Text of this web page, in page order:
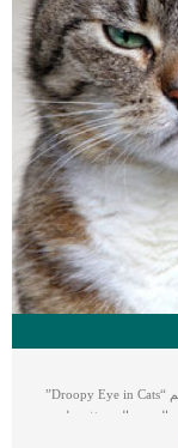
متلازمة هورنر عند القطط هى حالة تصيب العيون تعرف بأسم “Droopy Eye in Cats”
الجسم التي تؤثر على
المعروفة باسم